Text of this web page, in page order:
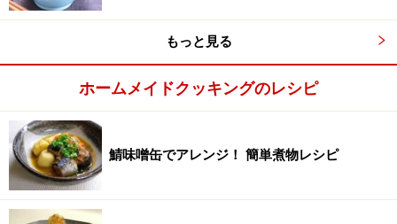
もっと見る
ホームメイドクッキングのレシピ
鯖味噌缶でアレンジ！ 簡単煮物レシピ